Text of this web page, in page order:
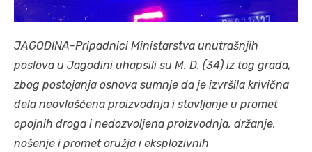
JAGODINA-Pripadnici Ministarstva unutrašnjih
poslova u Jagodini uhapsili su M. D. (34) iz tog grada,
zbog postojanja osnova sumnje da je izvršila krivična
dela neovlašćena proizvodnja i stavljanje u promet
opojnih droga i nedozvoljena proizvodnja, držanje,
nošenje i promet oružja i eksplozivnih